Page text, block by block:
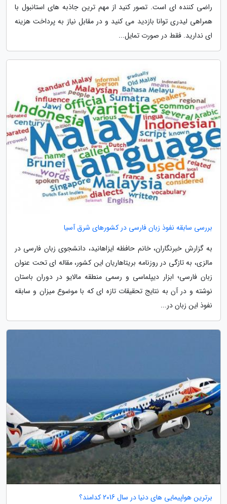
راضی کننده ای است. تصور کنید از مهم ترین جاذبه های استانبول با
همراهی لیدری توانا بازدید می کنید و در مقابل نیاز به پرداخت هزینه
ای ندارید. فقط در صورت تمایل...
بررسی سابقه نفوذ زبان فارسی در کشورهای شرق آسیا
به گزارش خبرنگاران، خانم حافظه ایزاهانید، دانشجوی زبان فارسی در
مالزی، به تازگی در روزنامه بریتاهاریان این کشور، مقاله ای تحت عنوان
زبان فارسی؛ ابزار دیپلماسی و رسمی منطقه مالایو در دوران باستان
نوشته و در آن به نتایج تحقیقات تازه ای که با موضوع میزان و سابقه
نفوذ این زبان در...
برترین هواپیمایی های دنیا در سال 2016 کدامند؟